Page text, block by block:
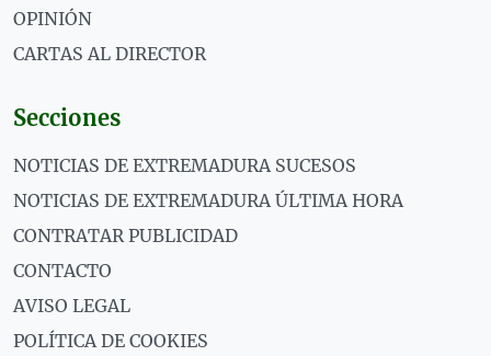
OPINIÓN
CARTAS AL DIRECTOR
Secciones
NOTICIAS DE EXTREMADURA SUCESOS
NOTICIAS DE EXTREMADURA ÚLTIMA HORA
CONTRATAR PUBLICIDAD
CONTACTO
AVISO LEGAL
POLÍTICA DE COOKIES